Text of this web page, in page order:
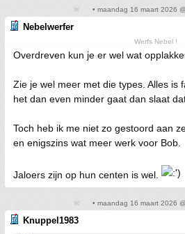
• maandag 16 maart 2026
Nebelwerfer
Werfs Nebel !
Overdreven kun je er wel wat
Zie je wel meer met die types. Alles is
het dan even minder gaat dan slaat
Toch heb ik me niet zo gestoord aan
en enigszins wat meer werk voor Bob.
Jaloers zijn op hun centen is wel.
• maandag 16 maart 2026
Knuppel1983